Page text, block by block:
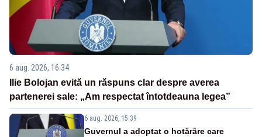
6 aug. 2026, 16:34
Ilie Bolojan evită un răspuns clar despre averea
partenerei sale: „Am respectat întotdeauna legea”
6 aug. 2026, 15:39
Guvernul a adoptat o hotărâre care